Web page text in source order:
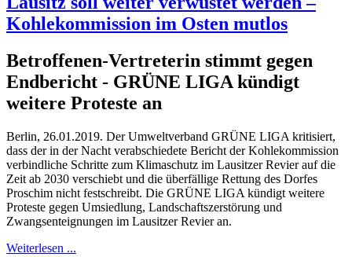
Kohlekommission im Osten mutlos
Betroffenen-Vertreterin stimmt gegen
Endbericht - GRÜNE LIGA kündigt
weitere Proteste an
Berlin, 26.01.2019. Der Umweltverband GRÜNE LIGA kritisiert,
dass der in der Nacht verabschiedete Bericht der Kohlekommission
verbindliche Schritte zum Klimaschutz im Lausitzer Revier auf die
Zeit ab 2030 verschiebt und die überfällige Rettung des Dorfes
Proschim nicht festschreibt. Die GRÜNE LIGA kündigt weitere
Proteste gegen Umsiedlung, Landschaftszerstörung und
Zwangsenteignungen im Lausitzer Revier an.
Weiterlesen ...